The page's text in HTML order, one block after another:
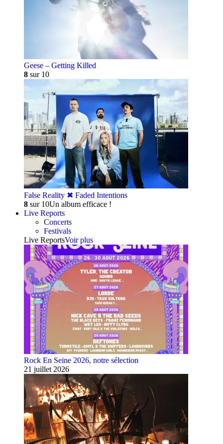
Geese – Getting Killed
8 sur 10
False Reality ✖︎ Faded Intentions
8 sur 10Un album efficace !
Live Reports
Concerts
Festivals
Live ReportsVoir plus
Rock En Seine 2026, notre sélection
21 juillet 2026